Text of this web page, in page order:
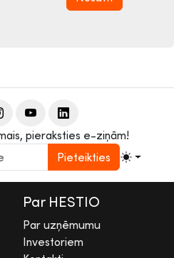
pieraksties e-ziņām!
Pieteikties
Par HESTIO
Par uzņēmumu
Investoriem